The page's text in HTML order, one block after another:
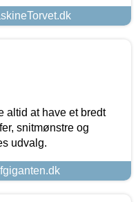
altid at have et bredt
snitmønstre og
udvalg.